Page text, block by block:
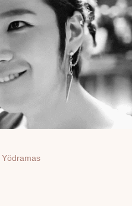
Yödramas